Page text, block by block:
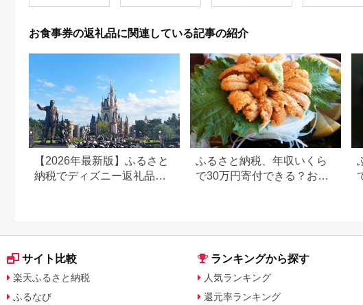
お食事券の返礼品に関連している記事の紹介
【2026年最新版】ふるさと
納税でディズニー返礼品は
ふるさと納税、年収いくら
で30万円寄付できる？おす
サイト比較
楽天ふるさと納税
ふるなび
ランキングから探す
人気ランキング
還元率ランキング